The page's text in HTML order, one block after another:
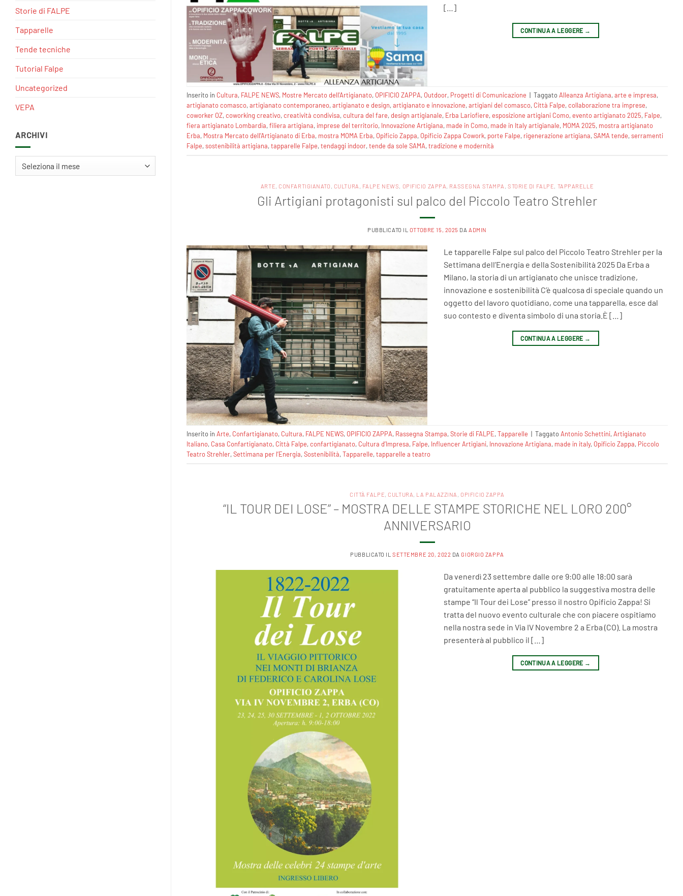
Storie di FALPE
Tapparelle
Tende tecniche
Tutorial Falpe
Uncategorized
VEPA
ARCHIVI
[…]
CONTINUA A LEGGERE →
Inserito in Cultura, FALPE NEWS, Mostre Mercato dell'Artigianato, OPIFICIO ZAPPA, Outdoor, Progetti di Comunicazione | TaggatoAlleanza Artigiana,arte e impresa,
artigianato comasco,artigianato contemporaneo,artigianato e design,artigianato e innovazione,artigiani del comasco, Città Falpe,collaborazione tra imprese,
coworker OZ,coworking creativo,creatività condivisa,cultura del fare,design artigianale, Erba Lariofiere,esposizione artigiani Como,evento artigianato 2025, Falpe,
fiera artigianato Lombardia,filiera artigiana, imprese del territorio, Innovazione Artigiana, made in Como, made in Italy artigianale, MOMA 2025, mostra artigianato
Erba, Mostra Mercato dell’Artigianato di Erba, mostra MOMA Erba, Opificio Zappa, Opificio Zappa Cowork, porte Falpe, rigenerazione artigiana,SAMA tende,serramenti
Falpe,sostenibilità artigiana,tapparelle Falpe,tendaggi indoor,tende da sole SAMA,tradizione e modernità
ARTE, CONFARTIGIANATO , CULTURA , FALPE NEWS, OPIFICIO ZAPPA, RASSEGNA STAMPA ,STORIE DI FALPE, TAPPARELLE
Gli Artigiani protagonisti sul palco del Piccolo Teatro Strehler
PUBBLICATO IL OTTOBRE 15, 2025 DA ADMIN
Le tapparelle Falpe sul palco del Piccolo Teatro Strehler per la
Settimana dell’Energia e della Sostenibilità 2025 Da Erba a
Milano, la storia di un artigianato che unisce tradizione,
innovazione e sostenibilità C’è qualcosa di speciale quando un
oggetto del lavoro quotidiano, come una tapparella, esce dal
suo contesto e diventa simbolo di una storia.È […]
CONTINUA A LEGGERE →
Inserito in Arte, Confartigianato, Cultura, FALPE NEWS, OPIFICIO ZAPPA, Rassegna Stampa,Storie di FALPE,Tapparelle | TaggatoAntonio Schettini,Artigianato
Italiano, Casa Confartigianato, Città Falpe,confartigianato, Cultura d’Impresa, Falpe, Influencer Artigiani, Innovazione Artigiana, made in italy, Opificio Zappa, Piccolo
Teatro Strehler,Settimana per l’Energia,Sostenibilità,Tapparelle,tapparelle a teatro
CITTÀ FALPE, CULTURA, LA PALAZZINA , OPIFICIO ZAPPA
“IL TOUR DEI LOSE” – MOSTRA DELLE STAMPE STORICHE NEL LORO 200°
ANNIVERSARIO
PUBBLICATO ILSETTEMBRE 20, 2022 DAGIORGIO ZAPPA
Da venerdì 23 settembre dalle ore 9:00 alle 18:00 sarà
gratuitamente aperta al pubblico la suggestiva mostra delle
stampe “Il Tour dei Lose” presso il nostro Opificio Zappa! Si
tratta del nuovo evento culturale che con piacere ospitiamo
nella nostra sede in Via IV Novembre 2 a Erba (CO). La mostra
presenterà al pubblico il […]
CONTINUA A LEGGERE →